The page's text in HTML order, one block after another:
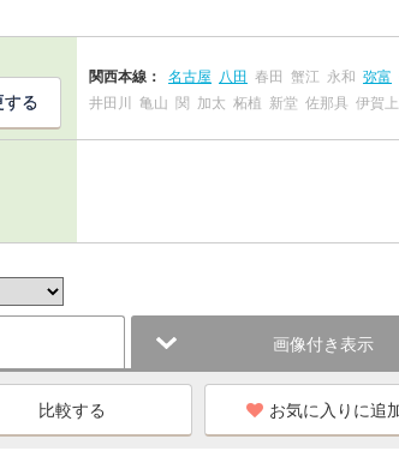
関西本線： 名古屋 八田 春田 蟹江 永和 弥富
井田川
亀山 関 加太 柘植 新堂 佐那具 伊賀
する
画像付き表示
お気に入りに追